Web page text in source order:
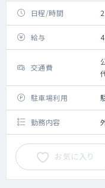
日程/時間
給与
交通費
駐車場利用
勤務内容
お気に入り